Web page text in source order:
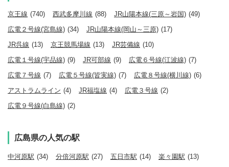
京王線 (740) 西武多摩川線 (88) JR山陽本線(三原～岩国) (49)
広電２号線(宮島線) (34) JR山陽本線(岡山～三原) (17)
JR呉線 (13) 京王競馬場線 (13) JR芸備線 (10)
広電１号線(宇品線) (9) JR可部線 (9) 広電６号線(江波線) (7)
広電７号線 (7) 広電５号線(皆実線) (7) 広電８号線(横川線) (6)
アストラムライン (4) JR福塩線 (4) 広電３号線 (2)
広電９号線(白島線) (2)
広島県の人気の駅
中河原駅 (34) 分倍河原駅 (27) 五日市駅 (14) 楽々園駅 (13)